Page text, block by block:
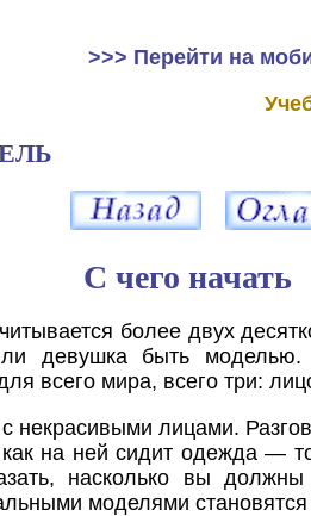
>>> Перейти на
С чего начать
более двух
девушка быть моделью.
всего мира, всего три:
некрасивыми лицами.
на ней сидит одежда —
насколько вы
моделями